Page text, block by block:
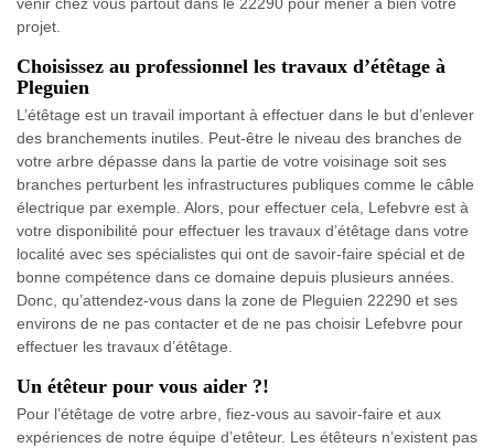
venir chez vous partout dans le 22290 pour mener à bien votre
projet.
Choisissez au professionnel les travaux d’étêtage à
Pleguien
L’étêtage est un travail important à effectuer dans le but d’enlever
des branchements inutiles. Peut-être le niveau des branches de
votre arbre dépasse dans la partie de votre voisinage soit ses
branches perturbent les infrastructures publiques comme le câble
électrique par exemple. Alors, pour effectuer cela, Lefebvre est à
votre disponibilité pour effectuer les travaux d’étêtage dans votre
localité avec ses spécialistes qui ont de savoir-faire spécial et de
bonne compétence dans ce domaine depuis plusieurs années.
Donc, qu’attendez-vous dans la zone de Pleguien 22290 et ses
environs de ne pas contacter et de ne pas choisir Lefebvre pour
effectuer les travaux d’étêtage.
Un étêteur pour vous aider ?!
Pour l’étêtage de votre arbre, fiez-vous au savoir-faire et aux
expériences de notre équipe d’etêteur. Les étêteurs n’existent pas